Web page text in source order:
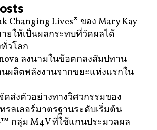
Changing Lives® ของ Mary Kay
ยให้เป็นผลกระทบที่วัดผลได้
วโลก
ลงนามในข้อตกลงสัมปทาน
นผลิตพลังงานจากขยะแห่งแรกใน
ดส่งตัวอย่างทางวิศวกรรมของ
รลเลอร์มาตรฐานระดับเริ่มต้น
กลุ่ม M4V ที่ใช้แกนประมวลผล